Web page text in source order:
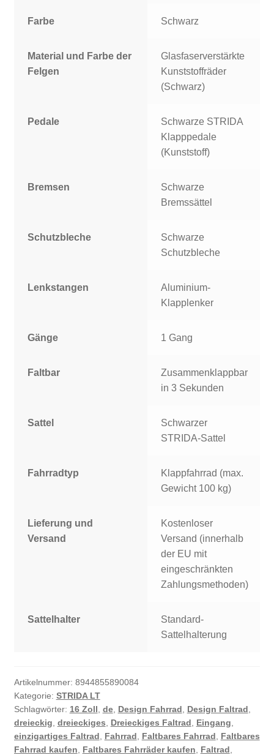
Farbe Schwarz
Material und Farbe der
Felgen
Glasfaserverstärkte
Kunststoffräder
(Schwarz)
Pedale
Schwarze STRIDA
Klapppedale
(Kunststoff)
Bremsen
Schwarze
Bremssättel
Schutzbleche
Schwarze
Schutzbleche
Lenkstangen
Aluminium-
Klapplenker
Gänge 1 Gang
Faltbar
Zusammenklappbar
in 3 Sekunden
Sattel
Schwarzer
STRIDA-Sattel
Fahrradtyp
Klappfahrrad (max.
Gewicht 100 kg)
Lieferung und
Versand
Kostenloser
Versand (innerhalb
der EU mit
eingeschränkten
Zahlungsmethoden)
Sattelhalter
Standard-
Sattelhalterung
Artikelnummer: 8944855890084
Kategorie: STRIDA LT
Schlagwörter: 16 Zoll de, Design Fahrrad Design Faltrad
dreieckig dreieckiges Dreieckiges Faltrad Eingang
einzigartiges Faltrad
Fahrrad Faltbares Fahrrad
Faltbares
Fahrrad kaufen
Faltbares Fahrräder kaufen Faltrad